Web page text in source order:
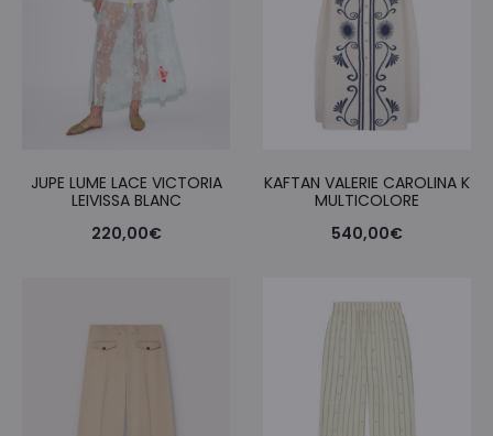
JUPE LUME LACE VICTORIA
LEIVISSA BLANC
220,00€
KAFTAN VALERIE CAROLINA K
MULTICOLORE
540,00€